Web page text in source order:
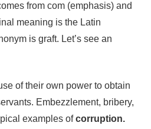
from com (emphasis) and
meaning is the Latin
is graft. Let’s see an
of their own power to obtain
Embezzlement, bribery,
examples ofcorruption.